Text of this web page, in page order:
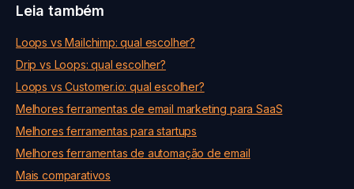
Leia também
Loops vs Mailchimp: qual escolher?
Drip vs Loops: qual escolher?
Loops vs Customer.io: qual escolher?
Melhores ferramentas de email marketing para SaaS
Melhores ferramentas para startups
Melhores ferramentas de automação de email
Mais comparativos